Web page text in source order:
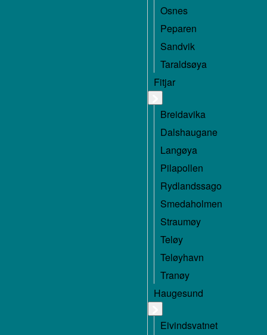
Osnes
Peparen
Sandvik
Taraldsøya
Fitjar
Breidavika
Dalshaugane
Langøya
Pilapollen
Rydlandssago
Smedaholmen
Straumøy
Teløy
Teløyhavn
Tranøy
Haugesund
Eivindsvatnet